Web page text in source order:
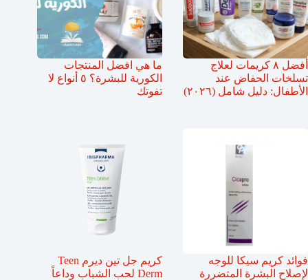
أفضل ٨ كريمات لعلاج
تسلخات الحفاض عند
الأطفال: دليل شامل (٢٠٢٦)
ما هي افضل المنتجات
الكورية للبشرة؟ ٥ أنواع لا
تفوتك
فوائد كريم سيكا للوجه
لإصلاح البشرة المتضررة
كريم جل تين ديرم Teen
Derm لحب الشباب وداعاً